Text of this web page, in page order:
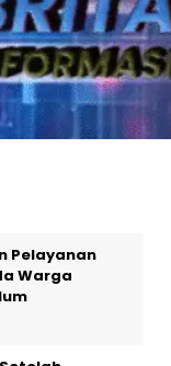
Pelayanan
Warga